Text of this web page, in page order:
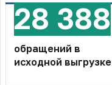
28 388
обращений в
исходной выгрузке